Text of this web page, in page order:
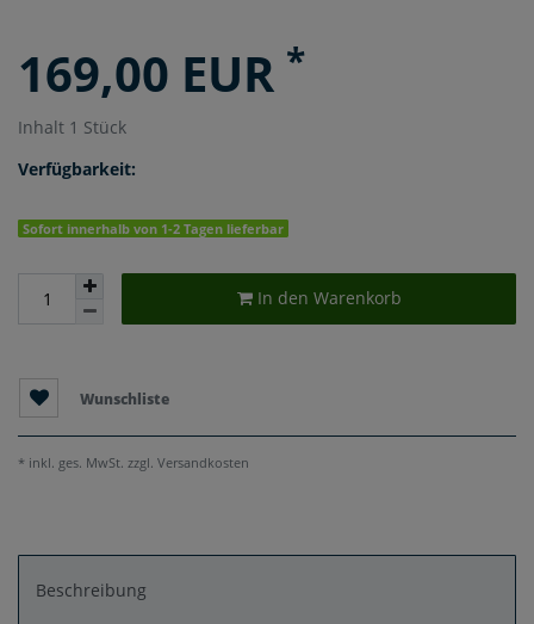
169,00 EUR *
Inhalt 1 Stück
Verfügbarkeit:
Sofort innerhalb von 1-2 Tagen lieferbar
In den Warenkorb
Wunschliste
* inkl. ges. MwSt. zzgl. Versandkosten
Beschreibung